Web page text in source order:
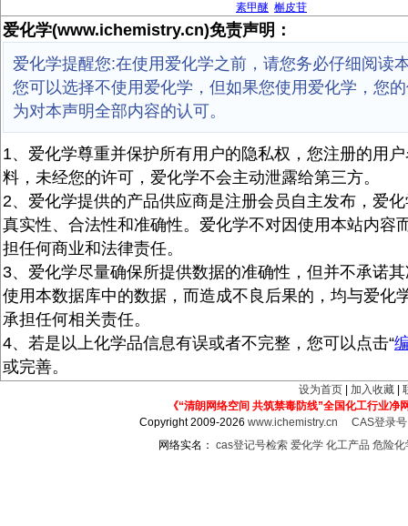
素甲醚 槲皮苷
爱化学(www.ichemistry.cn)免责声明：
爱化学提醒您:在使用爱化学之前，请您务必仔细阅读
您可以选择不使用爱化学，但如果您使用爱化学，您
为对本声明全部内容的认可。
1、爱化学尊重并保护所有用户的隐私权，您注册的用
料，未经您的许可，爱化学不会主动泄露给第三方。
2、爱化学提供的产品供应商是注册会员自主发布，爱
真实性、合法性和准确性。爱化学不对因使用本站内容
担任何商业和法律责任。
3、爱化学尽量确保所提供数据的准确性，但并不承诺
使用本数据库中的数据，而造成不良后果的，均与爱化
承担任何相关责任。
4、若是以上化学品信息有误或者不完整，您可以点击“
或完善。
设为首页 加入收藏
《“清朗网络空间 共筑禁毒防线”全国化工行业净
Copyright 2009-2026www.ichemistry.cn
CAS登录
网络实名： cas登记号检索 爱化学 化工产品 危险化